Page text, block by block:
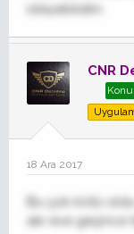
izleyebildim.
CNR
18 Ara 2017
Bu çok kötü
alır eve geçince